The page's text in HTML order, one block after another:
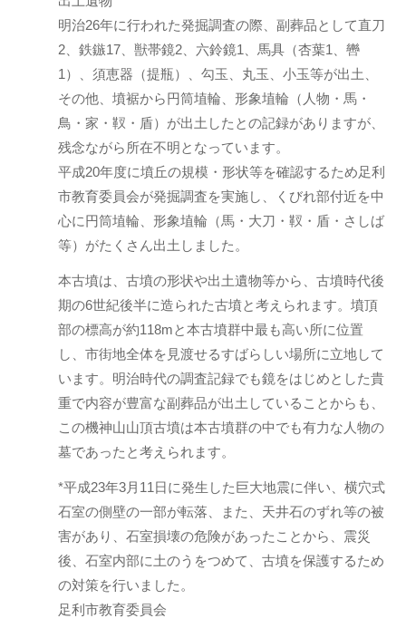
明治26年に行われた発掘調査の際、副葬品として直刀
2、鉄鏃17、獣帯鏡2、六鈴鏡1、馬具（杏葉1、轡
1）、須恵器（提瓶）、勾玉、丸玉、小玉等が出土、
その他、墳裾から円筒埴輪、形象埴輪（人物・馬・
鳥・家・靫・盾）が出土したとの記録がありますが、
残念ながら所在不明となっています。
平成20年度に墳丘の規模・形状等を確認するため足利
市教育委員会が発掘調査を実施し、くびれ部付近を中
心に円筒埴輪、形象埴輪（馬・大刀・靫・盾・さしば
等）がたくさん出土しました。
本古墳は、古墳の形状や出土遺物等から、古墳時代後
期の6世紀後半に造られた古墳と考えられます。墳頂
部の標高が約118mと本古墳群中最も高い所に位置
し、市街地全体を見渡せるすばらしい場所に立地して
います。明治時代の調査記録でも鏡をはじめとした貴
重で内容が豊富な副葬品が出土していることからも、
この機神山山頂古墳は本古墳群の中でも有力な人物の
墓であったと考えられます。
*平成23年3月11日に発生した巨大地震に伴い、横穴式
石室の側壁の一部が転落、また、天井石のずれ等の被
害があり、石室損壊の危険があったことから、震災
後、石室内部に土のうをつめて、古墳を保護するため
の対策を行いました。
足利市教育委員会